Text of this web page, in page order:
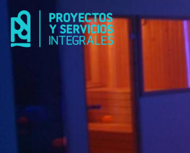
contenido